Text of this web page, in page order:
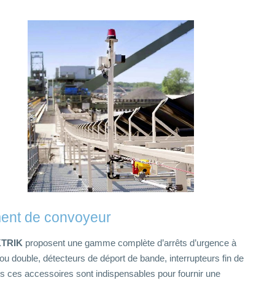
de convoyeur
proposent une gamme complète d’arrêts d’urgence à
double, détecteurs de déport de bande, interrupteurs fin de
ces accessoires sont indispensables pour fournir une